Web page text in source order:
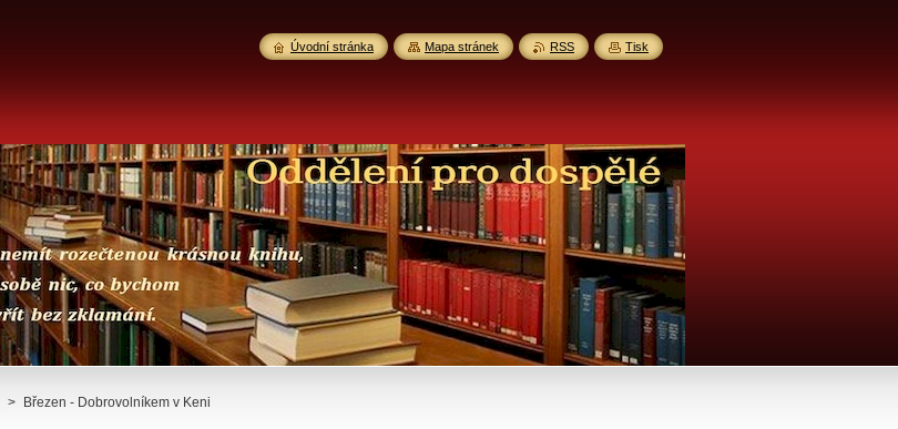
> Březen - Dobrovolníkem v Keni
Úvodní stránka Mapa stránek RSS Tisk